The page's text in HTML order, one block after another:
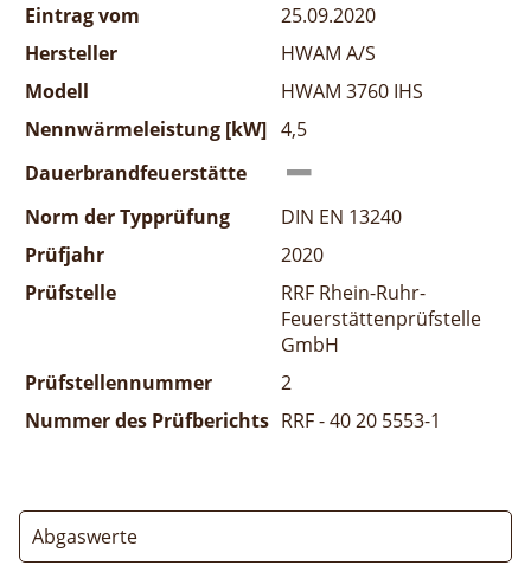
Eintrag vom
25.09.2020
Hersteller
HWAM A/S
Modell
HWAM 3760 IHS
Nennwärmeleistung [kW] 4,5
Dauerbrandfeuerstätte
Norm der Typprüfung
DIN EN 13240
Prüfjahr
2020
Prüfstelle
RRF Rhein-Ruhr-
Feuerstättenprüfstelle
GmbH
Prüfstellennummer
2
Nummer des Prüfberichts RRF - 40 20 5553-1
Abgaswerte